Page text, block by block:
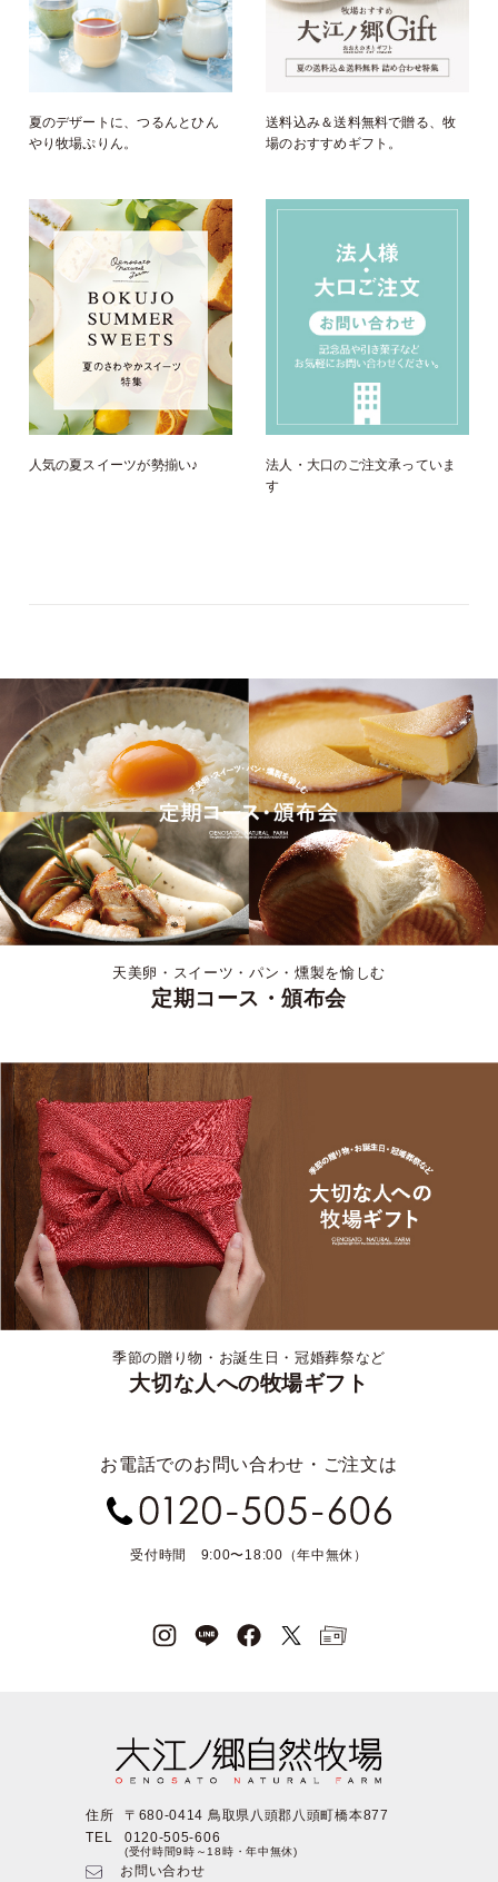
夏のデザートに、つるんとひん
やり牧場ぷりん。
送料込み＆送料無料で贈る、牧
場のおすすめギフト。
人気の夏スイーツが勢揃い♪
法人・大口のご注文承っていま
す
天美卵・スイーツ・パン・燻製を愉しむ
定期コース・頒布会
季節の贈り物・お誕生日・冠婚葬祭など
大切な人への牧場ギフト
お電話でのお問い合わせ・ご注文は
受付時間 9:00〜18:00（年中無休）
住所
〒680-0414 鳥取県八頭郡八頭町橋本877
TEL
0120-505-606
(受付時間9時～18時・年中無休)
お問い合わせ